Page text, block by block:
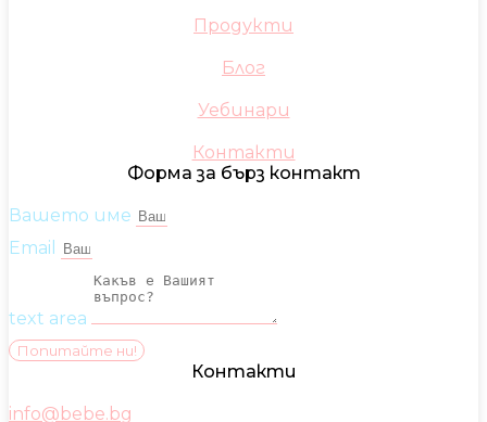
Продукти
Блог
Уебинари
Контакти
Форма за бърз контакт
Вашето име
Email
text area
Попитайте ни!
Контакти
info@bebe.bg